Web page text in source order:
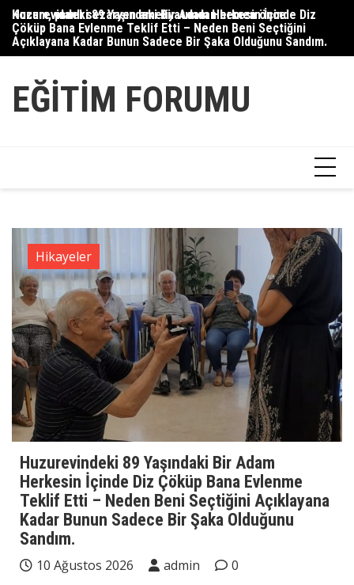
Skip
content
Huzurevindeki 89 Yaşındaki Bir Adam Herkesin İçinde Diz
Çöküp Bana Evlenme Teklif Etti – Neden Beni Seçtiğini
Açıklayana Kadar Bunun Sadece Bir Şaka Olduğunu Sandım.
Kocam, planlı sezaryen ameliyatımdan hemen önce
EĞITIM FORUMU
Hikayeler
Huzurevindeki 89 Yaşındaki Bir Adam
Herkesin İçinde Diz Çöküp Bana Evlenme
Teklif Etti – Neden Beni Seçtiğini Açıklayana
Kadar Bunun Sadece Bir Şaka Olduğunu
Sandım.
10 Ağustos 2026 admin
0